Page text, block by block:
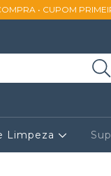
• CUPOM
Limpeza